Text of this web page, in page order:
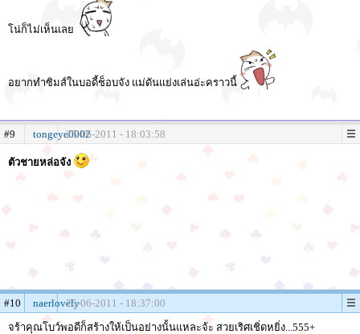
โน่ก็ไม่เห็นเลย
อยากทำซิมส์ในบอดี้ช็อบจัง แม่ดันแย่งเล่นอ่ะคราวนี้
#9 tongeye000225-06-2011 - 18:03:58
ตัวชายหล่อจัง
#10 naerlovely25-06-2011 - 18:37:00
จร้าคุณโบว์พอดีก็สร้างให้เป็นอย่างนั้นแหละจ้ะ สวยเริศเชิ่ดหยิ่ง...555+